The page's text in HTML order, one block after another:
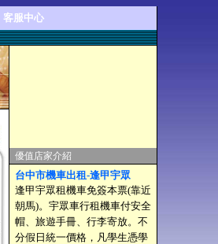
客服中心
優值店家介紹
台中市機車出租-逢甲宇眾
逢甲宇眾租機車免簽本票(靠近
朝馬)。宇眾車行租機車付安全
帽、旅遊手冊、行李寄放。不
分假日統一價格，凡學生憑學